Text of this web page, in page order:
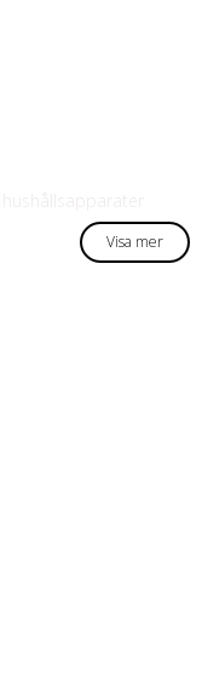
hushållsapparater
Visa mer